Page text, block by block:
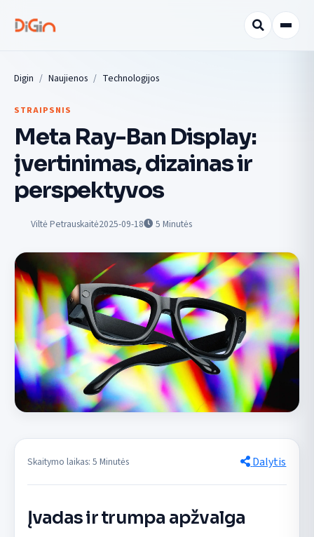
Digin Naujienos Technologijos
STRAIPSNIS
Meta Ray-Ban Display:
įvertinimas, dizainas ir
perspektyvos
Viltė Petrauskaitė2025-09-18 5 Minutės
Skaitymo laikas: 5 Minutės Dalytis
Įvadas ir trumpa apžvalga